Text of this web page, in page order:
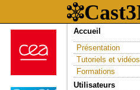
Accueil
Présentation
Tutoriels et vidéos
Formations
Utilisateurs